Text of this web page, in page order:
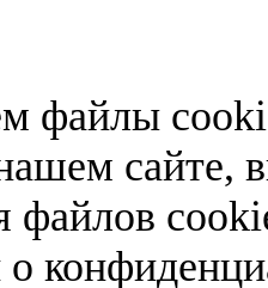
файлы
сайте,
файлов